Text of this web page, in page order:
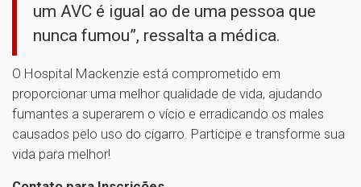
um AVC é igual ao de uma pessoa que
nunca fumou”, ressalta a médica.
O Hospital Mackenzie está comprometido em
proporcionar uma melhor qualidade de vida, ajudando
fumantes a superarem o vício e erradicando os males
causados pelo uso do cigarro. Participe e transforme sua
vida para melhor!